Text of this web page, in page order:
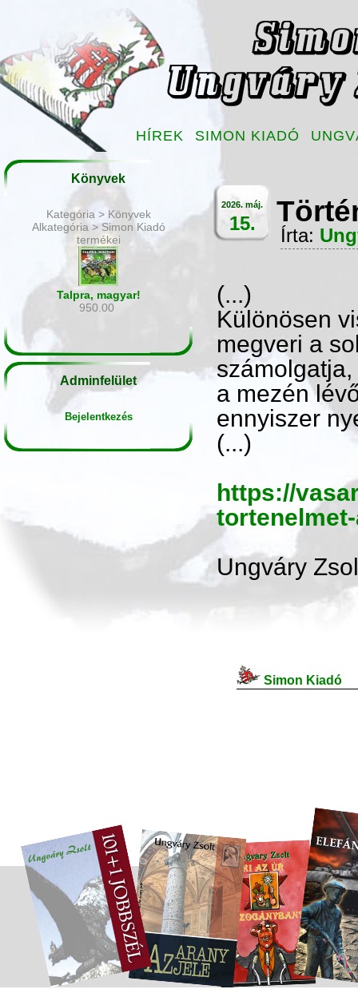
HÍREK SIMON KIADÓ
Könyvek
Kategória > Könyvek
Alkategória > Simon Kiadó
termékei
Talpra, magyar!
950.00
Adminfelület
Bejelentkezés
2026. máj.
15.
Írta:
(...)
Különösen
megveri a
a mezén
ennyiszer
(...)
https://
Ungváry
Simon Kiadó